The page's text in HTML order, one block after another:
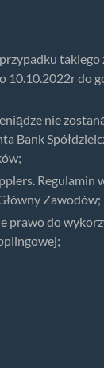
takiego
10.10.2022r do
nie
Bank
Regulamin
Zawodów;
prawo do